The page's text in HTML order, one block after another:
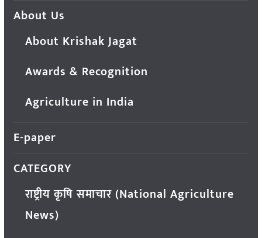
About Us
About Krishak Jagat
Awards & Recognition
Agriculture in India
E-paper
CATEGORY
राष्ट्रीय कृषि समाचार (National Agriculture
News)